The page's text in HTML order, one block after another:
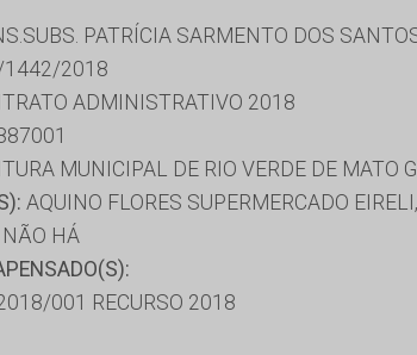
PATRÍCIA SARMENTO DOS
1442/2018
ADMINISTRATIVO 2018
MUNICIPAL DE RIO VERDE DE MATO
AQUINO FLORES SUPERMERCADO
NÃO HÁ
001 RECURSO 2018